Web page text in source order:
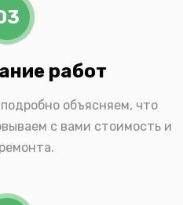
работ
объясняем, что
с вами стоимость и